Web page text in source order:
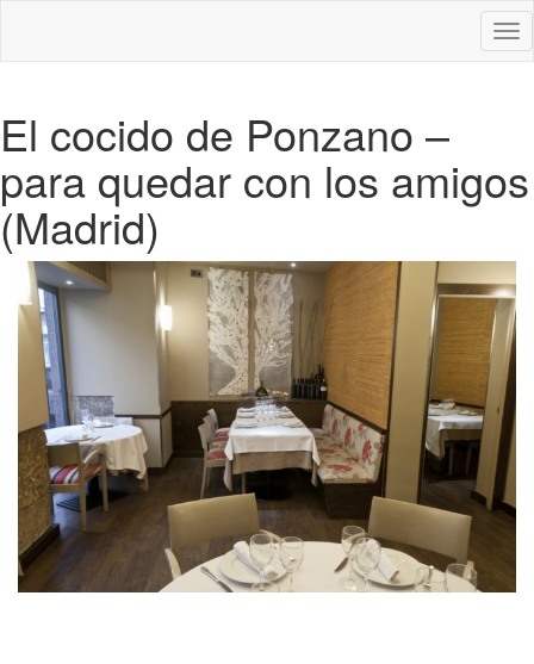
El cocido de Ponzano –
para quedar con los amigos
(Madrid)